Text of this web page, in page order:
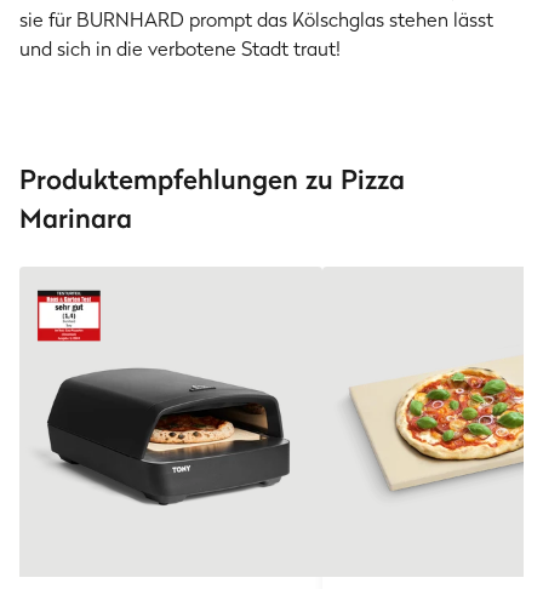
sie für BURNHARD prompt das Kölschglas stehen lässt
und sich in die verbotene Stadt traut!
Produktempfehlungen zu Pizza
Marinara